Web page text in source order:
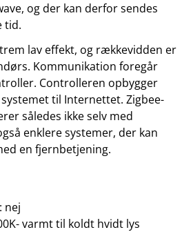
og der kan derfor sendes
tid.
lav effekt, og rækkevidden er
Kommunikation foregår
Controlleren opbygger
til Internettet. Zigbee-
således ikke selv med
enklere systemer, der kan
en fjernbetjening.
nej
varmt til koldt hvidt lys